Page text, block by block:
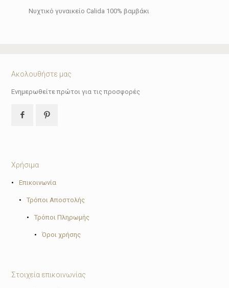
Νυχτικό γυναικείο Calida 100% βαμβάκι
Ακολουθήστε μας
Ενημερωθείτε πρώτοι για τις προσφορές
Χρήσιμα
• Επικοινωνία
• Τρόποι Αποστολής
• Τρόποι Πληρωμής
• Όροι χρήσης
Στοιχεία επικοινωνίας